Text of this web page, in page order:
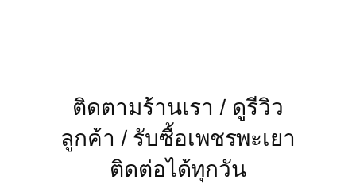
ติดตามร้านเรา / ดูรีวิว
ลูกค้า / รับซื้อเพชรพะเยา
ติดต่อได้ทุกวัน